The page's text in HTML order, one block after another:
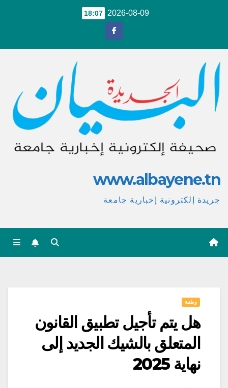
2026-08-09
18:07
www.albayene.tn
جريدة إلكترونية إخبارية جامعة
وطنية
هل يتم تأجيل تطبيق القانون
المتعلق بالشيك الجديد إلى
نهاية 2025